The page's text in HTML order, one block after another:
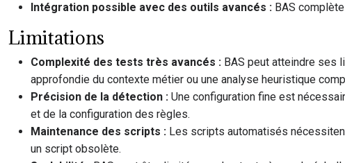
Intégration possible avec des outils avancés : BAS
Limitations
Complexité des tests très avancés : BAS peut atteindre ses
approfondie du contexte métier ou une analyse heuristique
Précision de la détection : Une configuration fine est
et de la configuration des règles.
Maintenance des scripts : Les scripts automatisés
un script obsolète.